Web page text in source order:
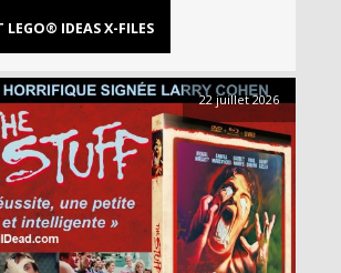
LEGO® IDEAS X-FILES
22 juillet 2026